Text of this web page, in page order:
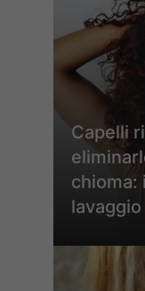
Capelli
chioma:
lavaggio